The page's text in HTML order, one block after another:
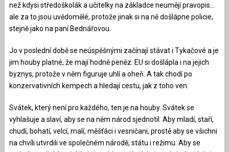
než kdysi středoškolák a učitelky na základce neumějí pravopis…
ale za to jsou uvědomělé, protože jinak si na ně došlápne policie,
stejně jako na paní Bednářovou.
Jo v poslední době se neúspěšnými začínají stávat i Tykačové a je
jim houby platné, že mají hodně peněz. EU si došlápla i na jejich
byznys, protože v něm figuruje uhlí a oheň. A tak chodí po
konzervativních kempech a hledají cestu, jak z toho ven.
Svátek, který není pro každého, ten je na houby. Svátek se
vyhlašuje a slaví, aby se na něm národ sjednotil. Aby mladí, staří,
chudí, bohatí, velcí, malí, měšťáci i vesničani, prostě aby se všichni
na chvíli utvrdili ve společném národě, státu i režimu. Aby se